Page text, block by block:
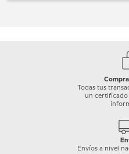
Todas tus
un
Envíos a nivel